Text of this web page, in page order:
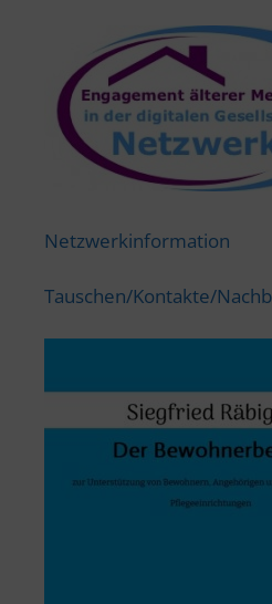
Netzwerkinformation
Tauschen/Kontakte/